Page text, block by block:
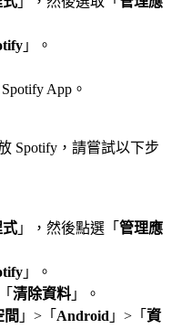
」。
App。
Spotify，請嘗試以下步
式 」，然後點選「 管理應
」。
清除資料 」。
間 」>「 Android 」>「 資